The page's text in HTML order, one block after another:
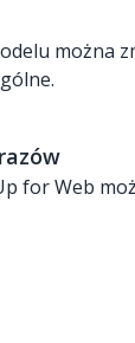
można
for Web